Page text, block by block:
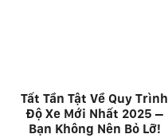
Tất Tần Tật Về Quy Trình
Độ Xe Mới Nhất 2025 –
Bạn Không Nên Bỏ Lỡ!